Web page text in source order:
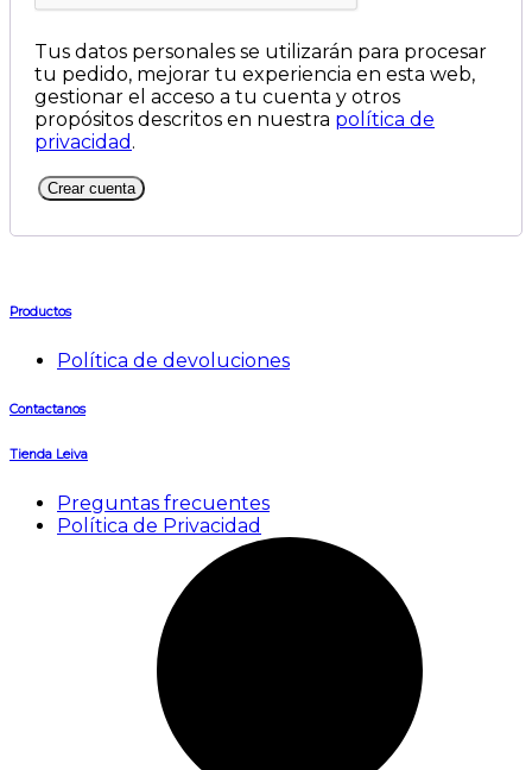
Tus datos personales se utilizarán para procesar
tu pedido, mejorar tu experiencia en esta web,
gestionar el acceso a tu cuenta y otros
propósitos descritos en nuestra política de
privacidad .
Crear cuenta
Productos
Política de devoluciones
Contactanos
Tienda Leiva
Preguntas frecuentes
Política de Privacidad